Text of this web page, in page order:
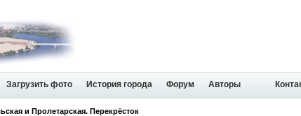
Загрузить фото История города Форум Авторы
и Пролетарская. Перекрёсток